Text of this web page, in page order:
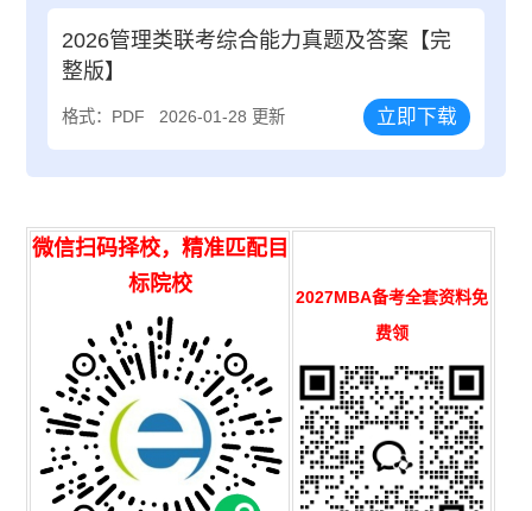
2026管理类联考综合能力真题及答案【完
整版】
格式：PDF 2026-01-28 更新 立即下载
微信扫码择校，精准匹配目
标院校
2027MBA备考全套资料免
费领